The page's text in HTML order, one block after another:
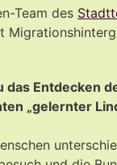
Team des
Entdecken
„gelernter